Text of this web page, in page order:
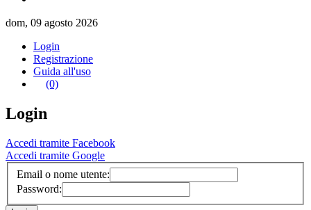
dom, 09 agosto 2026
Login
Registrazione
Guida all'uso
(0)
Login
Accedi tramite Facebook
Accedi tramite Google
Email o nome utente:
Password: